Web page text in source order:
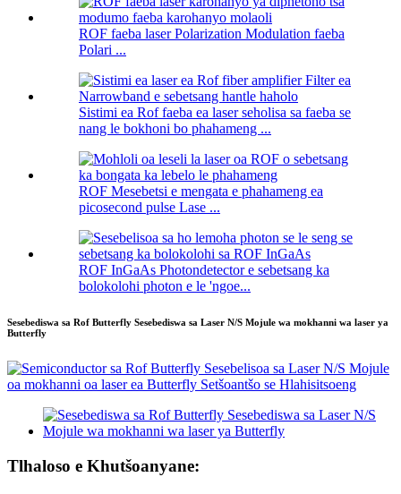
ROF faeba laser Polarization Modulation faeba
Polari ...
Sistimi ea Rof faeba ea laser seholisa sa faeba se
nang le bokhoni bo phahameng ...
ROF Mesebetsi e mengata e phahameng ea
picosecond pulse Lase ...
ROF InGaAs Photondetector e sebetsang ka
bolokolohi photon e le 'ngoe...
Sesebediswa sa Rof Butterfly Sesebediswa sa Laser N/S Mojule wa mokhanni wa laser ya
Butterfly
Tlhaloso e Khutšoanyane: